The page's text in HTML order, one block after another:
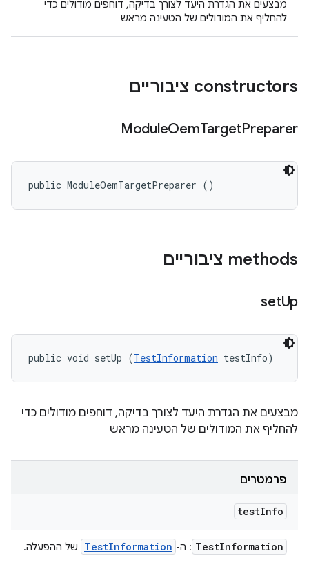
מבצעים את הגדרת היעד לצורך בדיקה, דוחפים מודולים כדי
להחליף את המודולים של הטעינה מראש
‫constructors ציבוריים
ModuleOemTargetPreparer
public ModuleOemTargetPreparer ()
‫methods ציבוריים
setUp
public void setUp (TestInformation testInfo)
מבצעים את הגדרת היעד לצורך בדיקה, דוחפים מודולים כדי
להחליף את המודולים של הטעינה מראש
פרמטרים
testInfo
TestInformation : ה- TestInformation של ההפעלה.